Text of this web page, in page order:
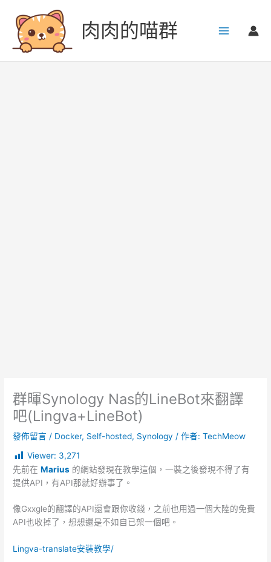
內
肉肉的喵群
群暉Synology Nas的LineBot來翻譯
吧(Lingva+LineBot)
發佈留言 / Docker, Self-hosted, Synology / 作者:TechMeow
Viewer: 3,271
先前在Marius 的網站發現在教學這個，一裝之後發現不得了有
提供API，有API那就好辦事了。
像Gxxgle的翻譯的API還會跟你收錢，之前也用過一個大陸的免費
API也收掉了，想想還是不如自已架一個吧。
Lingva-translate安裝教學/